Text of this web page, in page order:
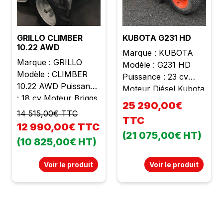
GRILLO CLIMBER
10.22 AWD
Marque : GRILLO
Modèle : CLIMBER
10.22 AWD Puissance
: 18 cv Moteur Briggs
et Stratton 2 cylindres
Cylindrée : 656 cc
Poids : 345 kg
Largeur de travail : 93
cm Transmission
hydrostatique
Embrayage
14 515,00€ TTC
12 990,00€ TTC
(10 825,00€ HT)
Voir le produit
KUBOTA G231 HD
Marque : KUBOTA
Modèle : G231 HD
Puissance : 23 cv
Moteur Diésel Kubota
3 cylindres Cylindrée :
898 cc Poids : 955 kg
Largeur de travail :
1m22 Éjection arrière
Vidage hydraulique
Bac à vidage en
hauteur jusqu'à 1m97
25 290,00€
TTC
(21 075,00€ HT)
Voir le produit